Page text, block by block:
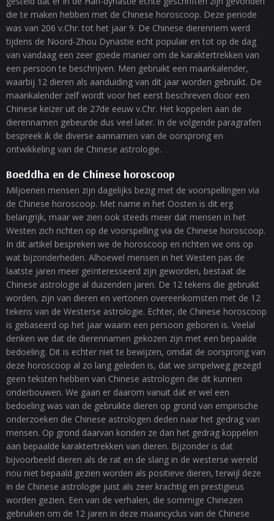
die te maken hebben met de Chinese horoscoop. Deze periode
was van 206 v.Chr. tot het jaar 9. De Chinese dierenriem werd
tijdens de Noord-Zhou Dynastie echt populair en tot op de dag
van vandaag een zeer goede manier om de karaktertrekken van
een persoon te beschrijven. Men gebruikt een maankalender,
waarbij 12 dieren als aanduiding van dit jaar worden gebruikt. De
maankalender zelf wordt voor het eerst beschreven door een
Chinese keizer uit de 27de eeuw v.Chr. Het koppelen aan de
dierennamen gebeurde dus veel later. In de volgende paragrafen
bespreek ik de diverse aannamen van de oorsprong en
ontwikkeling van de Chinese astrologie.
Boeddha en de Chinese horoscoop
Miljoenen mensen zijn dagelijks bezig met de voorspellingen via
de Chinese horoscoop. Met name in het Oosten is dit erg
belangrijk, maar we zien ook steeds meer dat mensen in het
Westen zich richten op de voorspelling via de Chinese horoscoop.
In dit artikel bespreken we de horoscoop en richten we ons op
wat bijzonderheden. Alhoewel mensen in het Westen pas de
laatste jaren meer geïnteresseerd zijn geworden, bestaat de
Chinese astrologie al duizenden jaren. De 12 tekens die gebruikt
worden, zijn van dieren en vertonen overeenkomsten met de 12
tekens van de Westerse astrologie. Echter, de Chinese horoscoop
is gebaseerd op het jaar waarin een persoon geboren is. Veelal
denken we dat de dierennamen gekozen zijn met een bepaalde
bedoeling. Dit is echter niet te bewijzen, omdat de oorsprong van
deze horoscoop al zo lang geleden is, dat we simpelweg gezegd
geen teksten hebben van Chinese astrologen die dit kunnen
onderbouwen. We gaan er daarom vanuit dat er wel een
bedoeling was van de gebruikte dieren op grond van empirische
onderzoeken die Chinese astrologen deden naar het gedrag van
mensen. Op grond daarvan konden ze dan het gedrag koppelen
aan bepaalde karaktertrekken van dieren. Bijzonder is dat
bijvoorbeeld dieren als de rat en de slang in de westerse wereld
nou niet bepaald gezien worden als positieve dieren, terwijl deze
in de Chinese astrologie juist als zeer krachtig en prestigieus
worden gezien. Een van de verhalen, die sommige Chinezen
gebruiken om de 12 jaren in deze maancyclus van de Chinese